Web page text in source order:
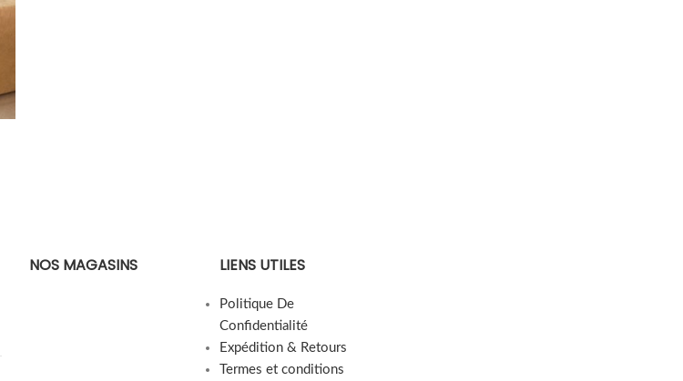
NOS MAGASINS LIENS UTILES
Politique De
Confidentialité
Expédition & Retours
Termes et conditions